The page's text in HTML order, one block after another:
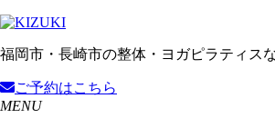
福岡市・長崎市の整体・ヨガピラティス
ご予約はこちら
MENU